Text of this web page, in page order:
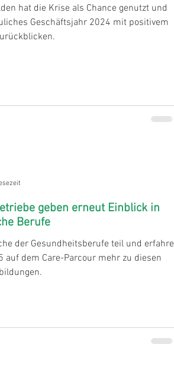
hat die Krise als Chance genutzt und
Geschäftsjahr 2024 mit positivem
geben erneut Einblick in
Berufe
der Gesundheitsberufe teil und erfahre
auf dem Care-Parcour mehr zu diesen